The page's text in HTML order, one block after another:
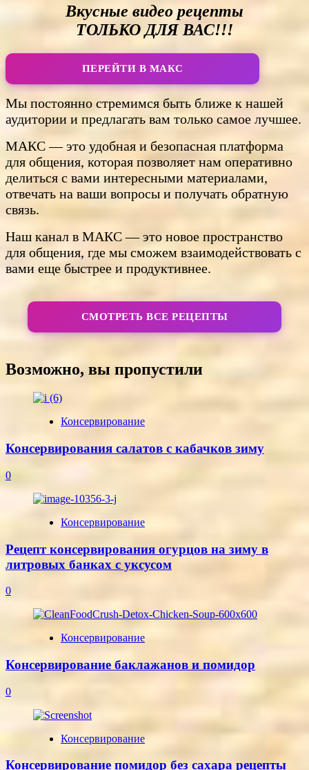
Вкусные видео рецепты
ТОЛЬКО ДЛЯ ВАС!!!
ПЕРЕЙТИ В МАКС
Мы постоянно стремимся быть ближе к нашей
аудитории и предлагать вам только самое лучшее.
МАКС — это удобная и безопасная платформа
для общения, которая позволяет нам оперативно
делиться с вами интересными материалами,
отвечать на ваши вопросы и получать обратную
связь.
Наш канал в МАКС — это новое пространство
для общения, где мы сможем взаимодействовать с
вами еще быстрее и продуктивнее.
СМОТРЕТЬ ВСЕ РЕЦЕПТЫ
Возможно, вы пропустили
Консервирование
Консервирования салатов с кабачков зиму
0
Консервирование
Рецепт консервирования огурцов на зиму в
литровых банках с уксусом
0
Консервирование
Консервирование баклажанов и помидор
0
Консервирование
Консервирование помидор без сахара рецепты